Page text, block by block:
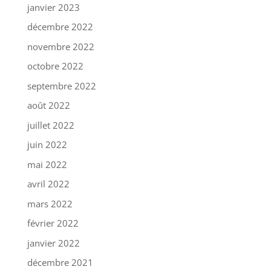
janvier 2023
décembre 2022
novembre 2022
octobre 2022
septembre 2022
août 2022
juillet 2022
juin 2022
mai 2022
avril 2022
mars 2022
février 2022
janvier 2022
décembre 2021